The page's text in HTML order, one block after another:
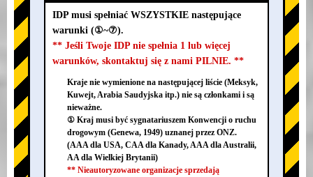
IDP musi spełniać WSZYSTKIE następujące
warunki (①~⑦).
** Jeśli Twoje IDP nie spełnia 1 lub więcej
warunków, skontaktuj się z nami PILNIE. **
Kraje nie wymienione na następującej liście (Meksyk,
Kuwejt, Arabia Saudyjska itp.) nie są członkami i są
nieważne.
① Kraj musi być sygnatariuszem Konwencji o ruchu
drogowym (Genewa, 1949) uznanej przez ONZ.
(AAA dla USA, CAA dla Kanady, AAA dla Australii,
AA dla Wielkiej Brytanii)
** Nieautoryzowane organizacje sprzedają